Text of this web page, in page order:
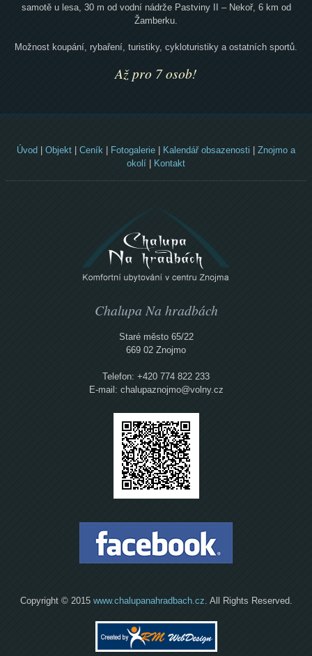
samotě u lesa, 30 m od vodní nádrže Pastviny II – Nekoř, 6 km od
Žamberku.
Možnost koupání, rybaření, turistiky, cykloturistiky a ostatních sportů.
Až pro 7 osob!
Úvod Objekt Ceník Fotogalerie Kalendář obsazenosti
Znojmo a
okolí
Kontakt
Chalupa Na hradbách
Staré město 65/22
669 02 Znojmo
Telefon: +420 774 822 233
E-mail: chalupaznojmo@volny.cz
Copyright © 2015 www.chalupanahradbach.cz . All Rights Reserved.